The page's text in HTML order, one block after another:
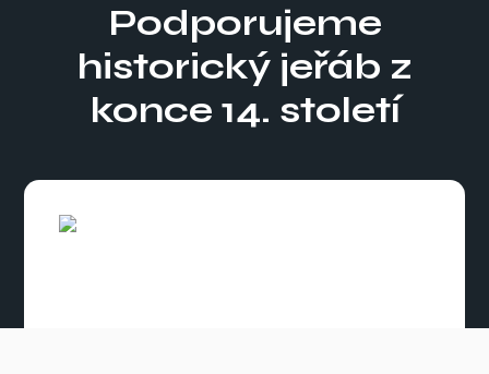
Podporujeme
historický jeřáb z
konce 14. století